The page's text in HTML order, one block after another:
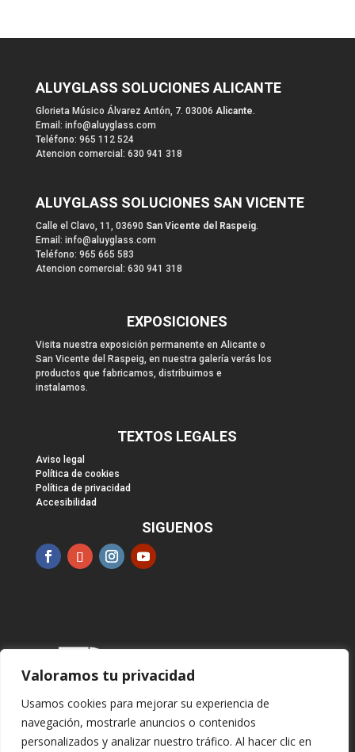
Valoramos tu privacidad
Usamos cookies para mejorar su experiencia de
navegación, mostrarle anuncios o contenidos
personalizados y analizar nuestro tráfico. Al hacer clic en
ALUYGLASS SOLUCIONES ALICANTE
Glorieta Músico Álvarez Antón, 7. 03006 Alicante.
Email: info@aluyglass.com
Teléfono: 965 112 524
Atencion comercial: 630 941 318
ALUYGLASS SOLUCIONES SAN VICENTE
Calle el Clavo, 11, 03690 San Vicente del Raspeig.
Email: info@aluyglass.com
Teléfono: 965 665 583
Atencion comercial: 630 941 318
EXPOSICIONES
Visita nuestra exposición permanente en Alicante o
San Vicente del Raspeig, en nuestra galería verás los
productos que fabricamos, distribuimos e
instalamos.
TEXTOS LEGALES
Aviso legal
Política de cookies
Política de privacidad
Accesibilidad
SIGUENOS